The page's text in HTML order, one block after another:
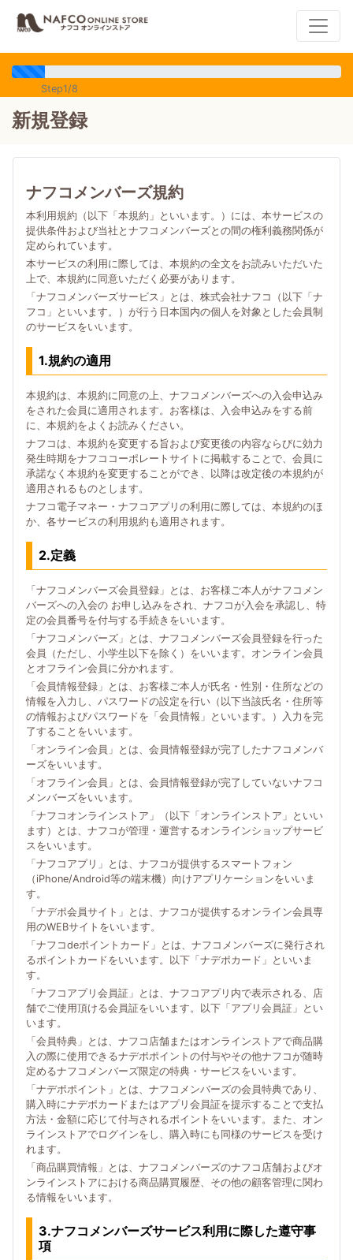
Step1/8
新規登録
ナフコメンバーズ規約
本利用規約（以下「本規約」といいます。）には、本サービスの
提供条件および当社とナフコメンバーズとの間の権利義務関係が
定められています。
本サービスの利用に際しては、本規約の全文をお読みいただいた
上で、本規約に同意いただく必要があります。
「ナフコメンバーズサービス」とは、株式会社ナフコ（以下「ナ
フコ」といいます。）が行う日本国内の個人を対象とした会員制
のサービスをいいます。
1.規約の適用
本規約は、本規約に同意の上、ナフコメンバーズへの入会申込み
をされた会員に適用されます。お客様は、入会申込みをする前
に、本規約をよくお読みください。
ナフコは、本規約を変更する旨および変更後の内容ならびに効力
発生時期をナフココーポレートサイトに掲載することで、会員に
承諾なく本規約を変更することができ、以降は改定後の本規約が
適用されるものとします。
ナフコ電子マネー・ナフコアプリの利用に際しては、本規約のほ
か、各サービスの利用規約も適用されます。
2.定義
「ナフコメンバーズ会員登録」とは、お客様ご本人がナフコメン
バーズへの入会の お申し込みをされ、ナフコが入会を承認し、特
定の会員番号を付与する手続きをいいます。
「ナフコメンバーズ」とは、ナフコメンバーズ会員登録を行った
会員（ただし、小学生以下を除く）をいいます。オンライン会員
とオフライン会員に分かれます。
「会員情報登録」とは、お客様ご本人が氏名・性別・住所などの
情報を入力し、パスワードの設定を行い（以下当該氏名・住所等
の情報およびパスワードを「会員情報」といいます。）入力を完
了することをいいます。
「オンライン会員」とは、会員情報登録が完了したナフコメンバ
ーズをいいます。
「オフライン会員」とは、会員情報登録が完了していないナフコ
メンバーズをいいます。
「ナフコオンラインストア」（以下「オンラインストア」といい
ます）とは、ナフコが管理・運営するオンラインショップサービ
スをいいます。
「ナフコアプリ」とは、ナフコが提供するスマートフォン
（iPhone/Android等の端末機）向けアプリケーションをいいま
す。
「ナデポ会員サイト」とは、ナフコが提供するオンライン会員専
用のWEBサイトをいいます。
「ナフコdeポイントカード」とは、ナフコメンバーズに発行され
るポイントカードをいいます。以下「ナデポカード」といいま
す。
「ナフコアプリ会員証」とは、ナフコアプリ内で表示される、店
舗でご使用頂ける会員証をいいます。以下「アプリ会員証」とい
います。
「会員特典」とは、ナフコ店舗またはオンラインストアで商品購
入の際に使用できるナデポポイントの付与やその他ナフコが随時
定めるナフコメンバーズ限定の特典・サービスをいいます。
「ナデポポイント」とは、ナフコメンバーズの会員特典であり、
購入時にナデポカードまたはアプリ会員証を提示することで支払
方法・金額に応じて付与されるポイントをいいます。また、オン
ラインストアでログインをし、購入時にも同様のサービスを受け
れます。
「商品購買情報」とは、ナフコメンバーズのナフコ店舗およびオ
ンラインストアにおける商品購買履歴、その他の顧客管理に関わ
る情報をいいます。
3.ナフコメンバーズサービス利用に際した遵守事
項